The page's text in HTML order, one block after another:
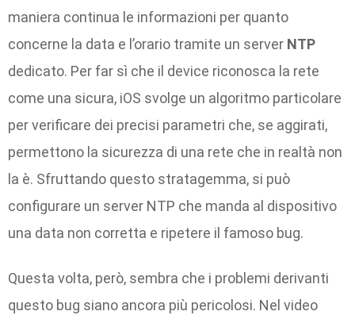
maniera continua le informazioni per quanto
concerne la data e l’orario tramite un server NTP
dedicato. Per far sì che il device riconosca la rete
come una sicura, iOS svolge un algoritmo particolare
per verificare dei precisi parametri che, se aggirati,
permettono la sicurezza di una rete che in realtà non
la è. Sfruttando questo stratagemma, si può
configurare un server NTP che manda al dispositivo
una data non corretta e ripetere il famoso bug.
Questa volta, però, sembra che i problemi derivanti
questo bug siano ancora più pericolosi. Nel video